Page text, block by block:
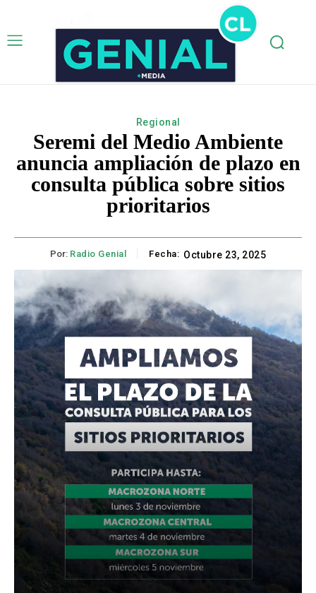
Regional
Seremi del Medio Ambiente
anuncia ampliación de plazo en
consulta pública sobre sitios
prioritarios
Por: Radio Genial Fecha: Octubre 23, 2025